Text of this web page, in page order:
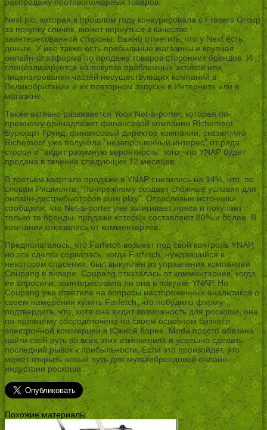
Next plc, которая в прошлом году конкурировала с Frasers Group
за покупку спичек, может вернуться в качестве
заинтересованной стороны. Важно отметить, что у Next есть
деньги. У нее также есть прибыльные магазины и крупная
онлайн-платформа по продаже товаров сторонних брендов. И
специализируется на покупке проблемных активов или
лицензировании частей несуществующих компаний в
Великобритании и их повторном запуске в Интернете или в
магазине.
Также активно развивается Yoox Net-a-porter, которая по-
прежнему принадлежит финансовой компании Richemont.
Буркхарт Грунд, финансовый директор компании, сказал, что
Richemont уже получила “незапрошенный интерес” от ряда
сторон и “видит разумную вероятность” того, что YNAP будет
продана в течение следующих 12 месяцев.
В третьем квартале продажи в YNAP снизились на 14%, что, по
словам Ришмонта, “по-прежнему создает сложные условия для
онлайн-дистрибьюторов pure play”. Отраслевые источники
сообщили, что Net-a-porter уже затягивает пояса и покупает
только те бренды, продажи которых составляют 80% и более. В
компании отказались от комментариев.
Предполагалось, что Farfetch возьмет под свой контроль YNAP,
но эта сделка сорвалась, когда Farfetch, нуждавшийся в
некотором спасении, был выкуплен из управления компанией
Coupang в январе. Coupang отказалась от комментариев, когда
ее спросили, заинтересована ли она в покупке YNAP. Но
Coupang уже ответила на вопросы настороженных аналитиков о
своем намерении купить Farfetch, что побудило фирму
подтвердить, что, хотя она видит возможность для роскоши, она
по-прежнему сосредоточена на своем основном бизнесе
электронной коммерции в Южной Корее. Moda просто обязана
найти свой путь во всех этих изменениях и успешно сделать
последний рывок к прибыльности. Если это произойдет, это
может открыть новый путь для мультибрендовой онлайн-
индустрии роскоши.
Похожие материалы